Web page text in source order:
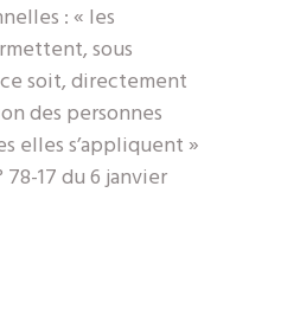
: « les
sous
soit, directement
des personnes
elles s’appliquent »
17 du 6 janvier